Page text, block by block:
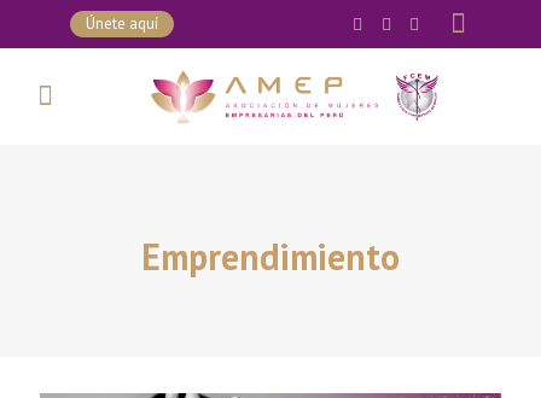
Únete aquí
Emprendimiento